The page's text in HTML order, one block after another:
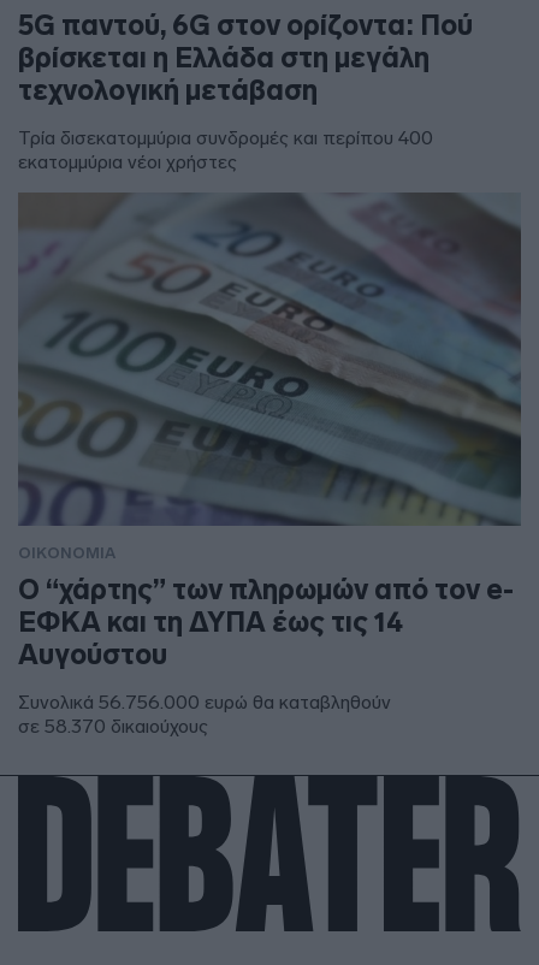
5G παντού, 6G στον ορίζοντα: Πού
βρίσκεται η Ελλάδα στη μεγάλη
τεχνολογική μετάβαση
Τρία δισεκατομμύρια συνδρομές και περίπου 400
εκατομμύρια νέοι χρήστες
ΟΙΚΟΝΟΜΙΑ
Ο “χάρτης” των πληρωμών από τον e-
ΕΦΚΑ και τη ΔΥΠΑ έως τις 14
Αυγούστου
Συνολικά 56.756.000 ευρώ θα καταβληθούν
σε 58.370 δικαιούχους